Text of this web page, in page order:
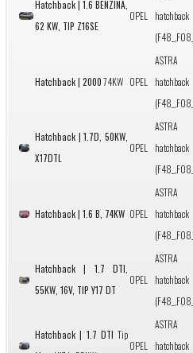
Hatchback | 1.6 BENZINA,
62 KW, TIP Z16SE
OPEL
hatchback
Hatchback | 200074KW OPEL
hatchback
Hatchback | 1.7D, 50KW,
X17DTL
OPEL
hatchback
Hatchback | 1.6 B, 74KW OPEL
hatchback
Hatchback | 1.7 DTI,
55KW, 16V, TIP Y17 DT
OPEL
hatchback
Hatchback | 1.7 DTI Tip
OPEL
hatchback